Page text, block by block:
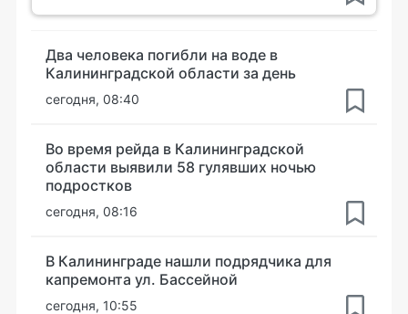
Два человека погибли на воде в
Калининградской области за день
сегодня, 08:40
Во время рейда в Калининградской
области выявили 58 гулявших ночью
подростков
сегодня, 08:16
В Калининграде нашли подрядчика для
капремонта ул. Бассейной
сегодня, 10:55